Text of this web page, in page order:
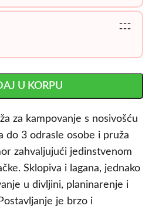
---
---
U KORPU
za kampovanje s nosivošću
do 3 odrasle osobe i pruža
zahvaljujući jedinstvenom
Sklopiva i lagana, jednako
u divljini, planinarenje i
je brzo i